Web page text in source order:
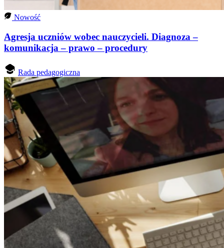
Nowość
Agresja uczniów wobec nauczycieli. Diagnoza –
komunikacja – prawo – procedury
Rada pedagogiczna